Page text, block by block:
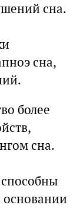
сна.
сна,
более
сна.
основании